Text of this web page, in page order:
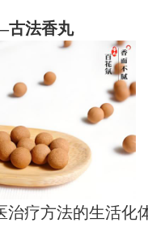
古法香丸
治疗方法的生活化